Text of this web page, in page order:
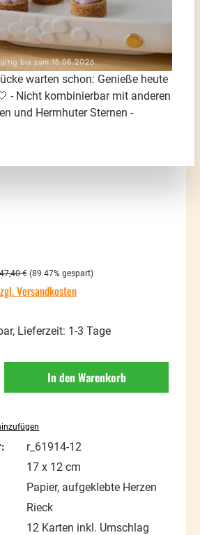
Regulärer Preis:
47,40 € (89.47% gespart)
Versandkosten
Lieferzeit: 1-3 Tage
Gib den gewünschten
In den Warenkorb
r_61914-12
17 x 12 cm
Papier, aufgeklebte Herzen
Rieck
12 Karten inkl. Umschlag
warten schon: Genieße heute
- Nicht kombinierbar mit anderen
und Herrnhuter Sternen -